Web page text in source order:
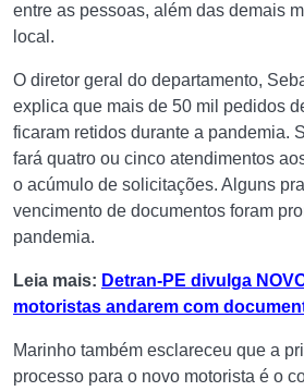
entre as pessoas, além das demais
local.
O diretor geral do departamento,
explica que mais de 50 mil pedidos
ficaram retidos durante a pandemia.
fará quatro ou cinco atendimentos
o acúmulo de solicitações. Alguns
vencimento de documentos foram
pandemia.
Leia mais: Detran-PE divulga
motoristas andarem com
Marinho também esclareceu que a
processo para o novo motorista é o